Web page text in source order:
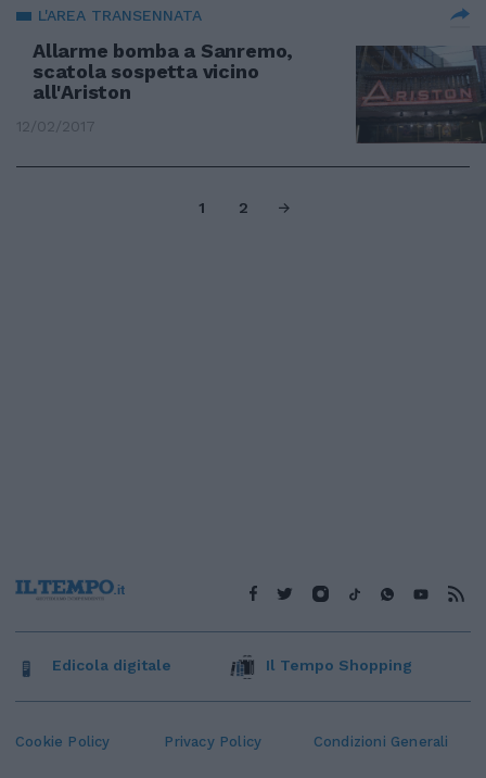
L'AREA TRANSENNATA
Allarme bomba a Sanremo,
scatola sospetta vicino
all'Ariston
12/02/2017
1 2
Cookie Policy Privacy Policy Condizioni Generali
Edicola digitale Il Tempo Shopping